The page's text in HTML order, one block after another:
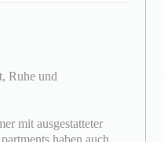
Ruhe und
mit ausgestatteter
haben auch